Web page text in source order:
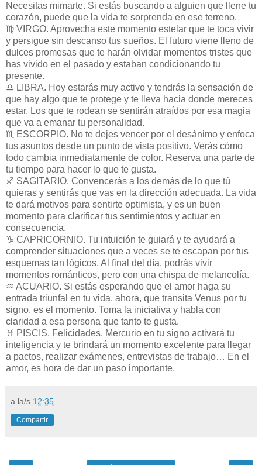
Necesitas mimarte. Si estás buscando a alguien que llene tu
corazón, puede que la vida te sorprenda en ese terreno.
♍ VIRGO. Aprovecha este momento estelar que te toca vivir
y persigue sin descanso tus sueños. El futuro viene lleno de
dulces promesas que te harán olvidar momentos tristes que
has vivido en el pasado y estaban condicionando tu
presente.
♎ LIBRA. Hoy estarás muy activo y tendrás la sensación de
que hay algo que te protege y te lleva hacia donde mereces
estar. Los que te rodean se sentirán atraídos por esa magia
que va a emanar tu personalidad.
♏ ESCORPIO. No te dejes vencer por el desánimo y enfoca
tus asuntos desde un punto de vista positivo. Verás cómo
todo cambia inmediatamente de color. Reserva una parte de
tu tiempo para hacer lo que te gusta.
♐ SAGITARIO. Convencerás a los demás de lo que tú
quieras y sentirás que vas en la dirección adecuada. La vida
te dará motivos para sentirte optimista, y es un buen
momento para clarificar tus sentimientos y actuar en
consecuencia.
♑ CAPRICORNIO. Tu intuición te guiará y te ayudará a
comprender situaciones que a veces se te escapan por tus
esquemas tan lógicos. Al final del día, podrás vivir
momentos románticos, pero con una chispa de melancolía.
♒ ACUARIO. Si estás esperando que el amor haga su
entrada triunfal en tu vida, ahora, que transita Venus por tu
signo, es el momento. Toma la iniciativa y habla con
claridad a esa persona que tanto te gusta.
♓ PISCIS. Felicidades. Mercurio en tu signo activará tu
inteligencia y te brindará un momento excelente para llegar
a pactos, realizar exámenes, entrevistas de trabajo… En el
amor, es hora de dar un paso importante.
a la/s 12:35
Compartir